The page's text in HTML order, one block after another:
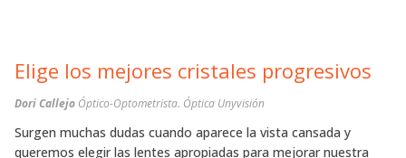
Elige los mejores cristales progresivos
Dori Callejo Óptico-Optometrista. Óptica Unyvisión
Surgen muchas dudas cuando aparece la vista cansada y
queremos elegir las lentes apropiadas para mejorar nuestra